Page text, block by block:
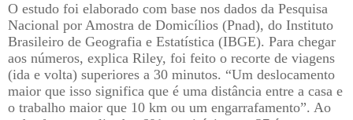
O estudo foi elaborado com base nos dados da Pesquisa
Nacional por Amostra de Domicílios (Pnad), do Instituto
Brasileiro de Geografia e Estatística (IBGE). Para chegar
aos números, explica Riley, foi feito o recorte de viagens
(ida e volta) superiores a 30 minutos. “Um deslocamento
maior que isso significa que é uma distância entre a casa e
o trabalho maior que 10 km ou um engarrafamento”. Ao